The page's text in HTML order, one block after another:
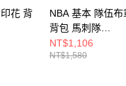
花 背
NBA 基本 隊伍布
背包 馬刺隊
3555174311
NT$1,106
NT$1,580